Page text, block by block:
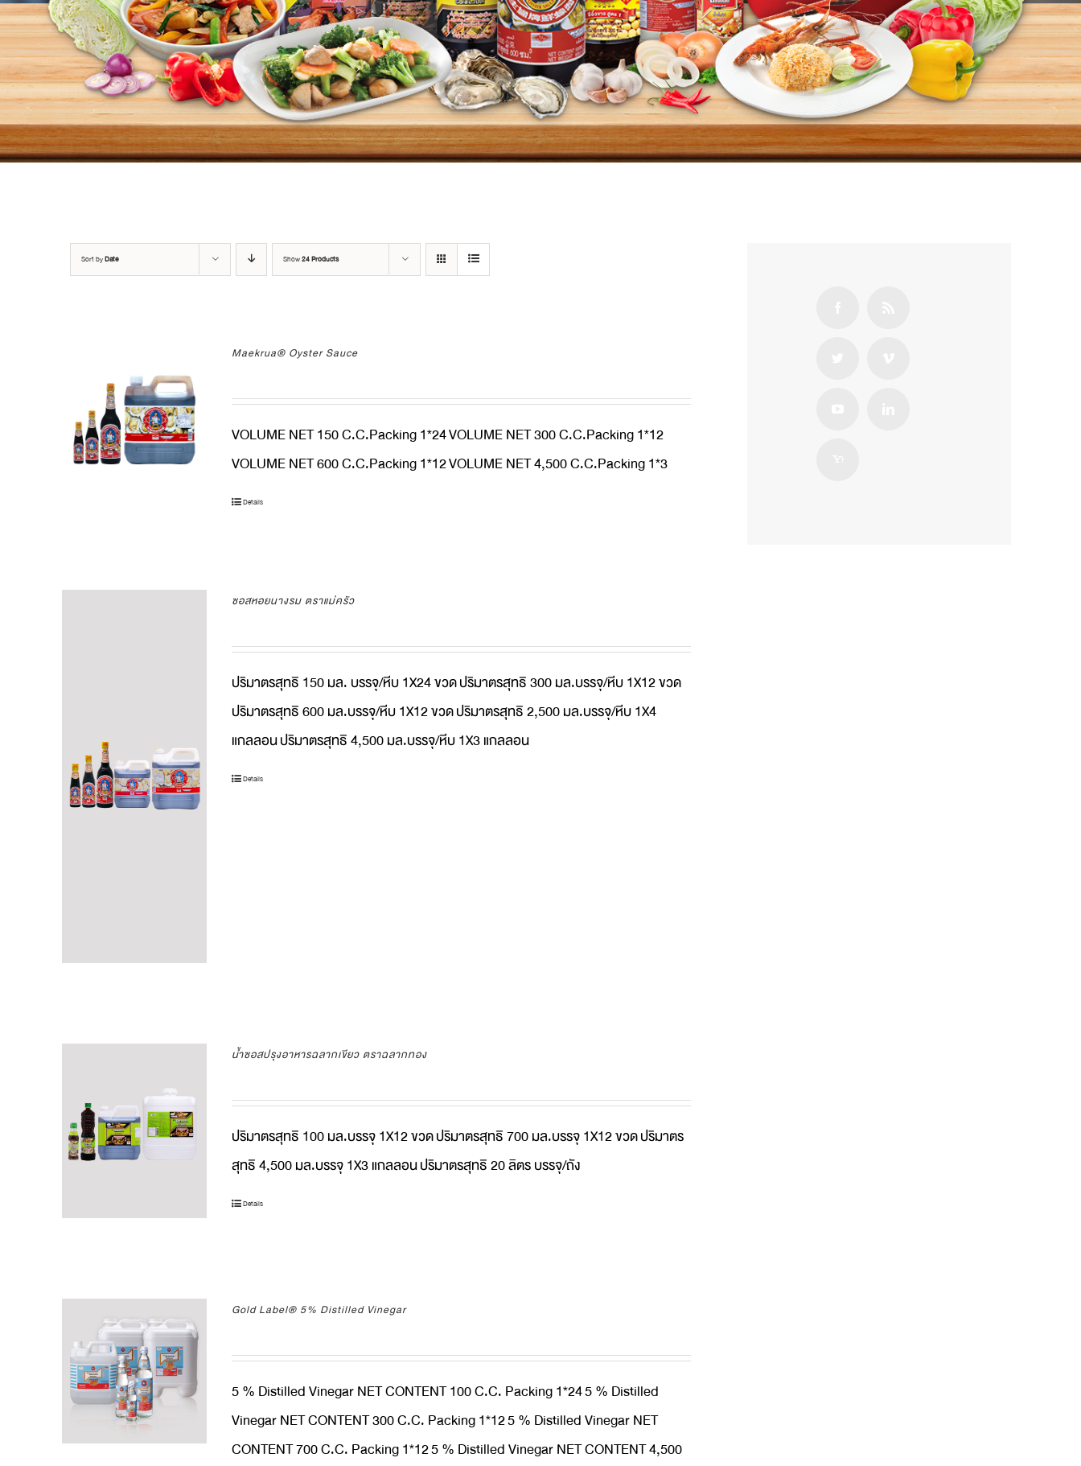
Sort byDate Show24 Products
Maekrua® Oyster Sauce
VOLUME NET 150 C.C.Packing 1*24VOLUME NET 300 C.C.Packing 1*12
VOLUME NET 600 C.C.Packing 1*12VOLUME NET 4,500 C.C.Packing 1*3
Details
ซอสหอยนางรม ตราแม่ครัว
ปริมาตรสุทธิ 150 มล. บรรจุ/หีบ 1X24 ขวดปริมาตรสุทธิ 300 มล.บรรจุ/หีบ 1X12 ขวด
ปริมาตรสุทธิ 600 มล.บรรจุ/หีบ 1X12 ขวดปริมาตรสุทธิ 2,500 มล.บรรจุ/หีบ 1X4
แกลลอนปริมาตรสุทธิ 4,500 มล.บรรจุ/หีบ 1X3 แกลลอน
Details
น้ำซอสปรุงอาหารฉลากเขียว ตราฉลากทอง
ปริมาตรสุทธิ 100 มล.บรรจุ 1X12 ขวดปริมาตรสุทธิ 700 มล.บรรจุ 1X12 ขวดปริมาตร
สุทธิ 4,500 มล.บรรจุ 1X3 แกลลอนปริมาตรสุทธิ 20 ลิตร บรรจุ/ถัง
Details
Gold Label® 5% Distilled Vinegar
5 % Distilled Vinegar NET CONTENT 100 C.C. Packing 1*245 % Distilled
Vinegar NET CONTENT 300 C.C. Packing 1*125 % Distilled Vinegar NET
CONTENT 700 C.C. Packing 1*125 % Distilled Vinegar NET CONTENT 4,500